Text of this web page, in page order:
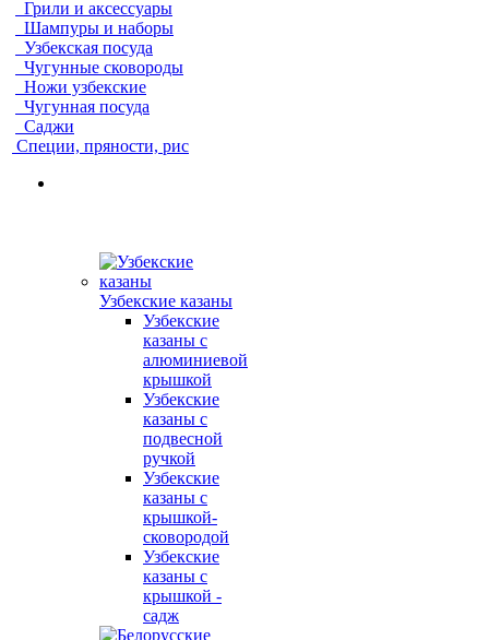
Грили и аксессуары
Шампуры и наборы
Узбекская посуда
Чугунные сковороды
Ножи узбекские
Чугунная посуда
Саджи
Специи, пряности, рис
Узбекские казаны
Узбекские
казаны с
алюминиевой
крышкой
Узбекские
казаны с
подвесной
ручкой
Узбекские
казаны с
крышкой-
сковородой
Узбекские
казаны с
крышкой -
садж